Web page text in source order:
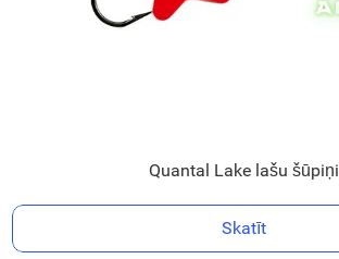
Quantal Lake lašu šūpiņi
Skatīt